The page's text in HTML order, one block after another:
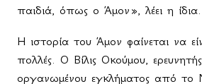
παιδιά, όπως ο Άμον», λέει η ίδια.
Η ιστορία του Άμον φαίνεται να
πολλές. Ο Βίλις Οκούμου,
οργανωμένου εγκλήματος από το